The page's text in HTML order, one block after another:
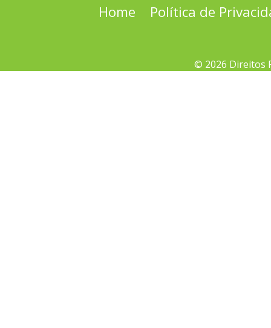
Home Política de
© 2026 Direitos